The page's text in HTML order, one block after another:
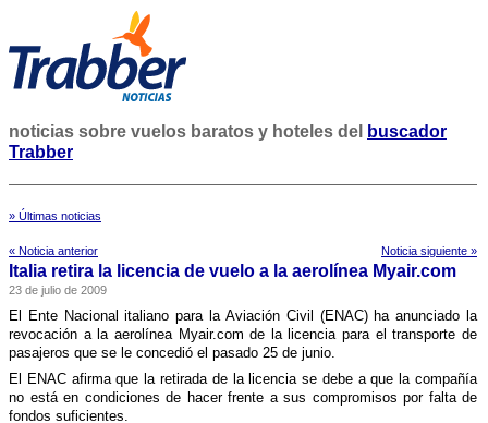
noticias sobre vuelos baratos y hoteles del
buscador
Trabber
» Últimas noticias
« Noticia anterior Noticia siguiente »
Italia retira la licencia de vuelo a la aerolí­nea Myair.com
23 de julio de 2009
El Ente Nacional italiano para la Aviación Civil (ENAC) ha anunciado la
revocación a la aerolí­nea Myair.com de la licencia para el transporte de
pasajeros que se le concedió el pasado 25 de junio.
El ENAC afirma que la retirada de la licencia se debe a que la compañí­a
no está en condiciones de hacer frente a sus compromisos por falta de
fondos suficientes.